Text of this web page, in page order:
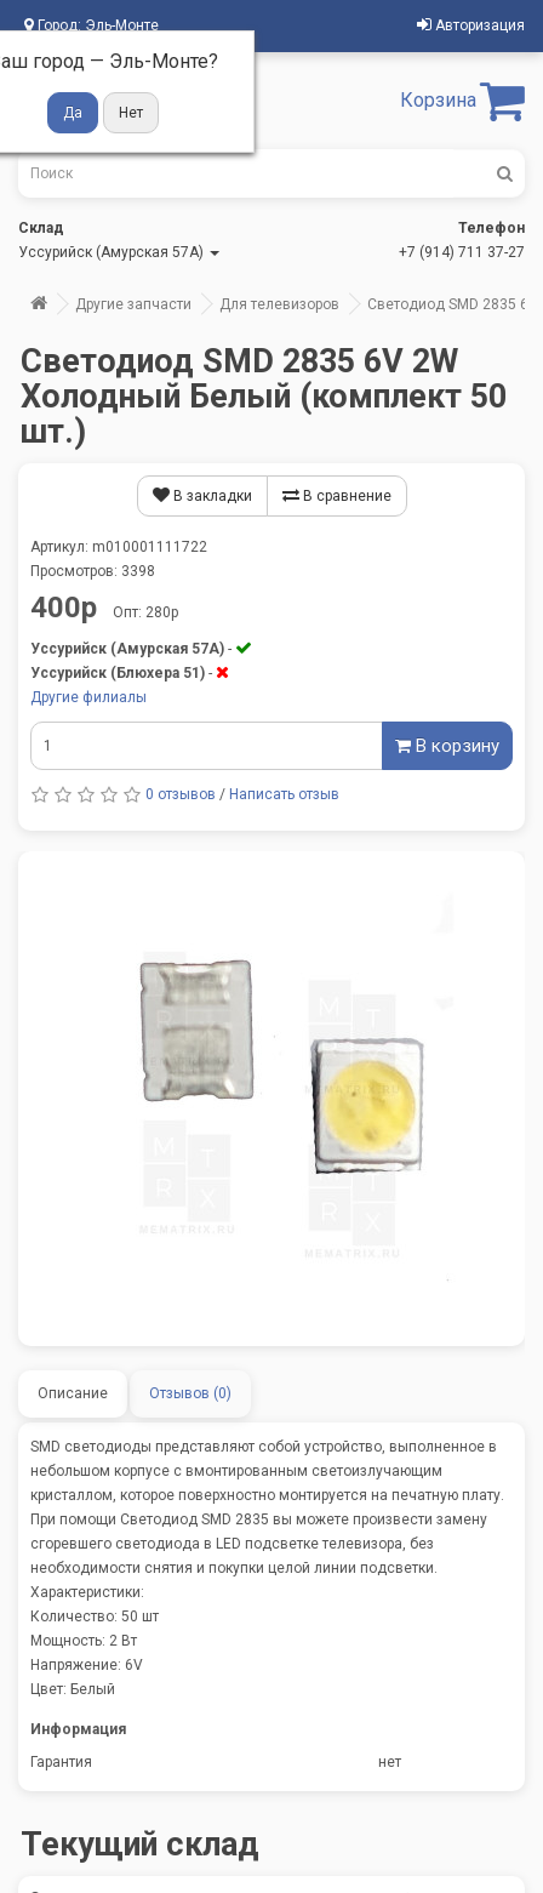
Город: Эль-Монте
город — Эль-Монте?
Авторизация
Корзина
Склад
Уссурийск (Амурская 57А)
Телефон
+7 (914) 711 37-27
Другие запчасти Для телевизоров Светодиод SMD 2835
Светодиод SMD 2835 6V 2W
Холодный Белый (комплект 50
шт.)
Описание Отзывов (0)
SMD светодиоды представляют собой устройство, выполненное в
небольшом корпусе с вмонтированным светоизлучающим
кристаллом, которое поверхностно монтируется на печатную плату.
При помощи Светодиод SMD 2835 вы можете произвести замену
сгоревшего светодиода в LED подсветке телевизора, без
необходимости снятия и покупки целой линии подсветки.
Характеристики:
Количество: 50 шт
Мощность: 2 Вт
Напряжение: 6V
Цвет: Белый
Информация
Гарантия
нет
Текущий склад
В закладки В сравнение
Артикул: m010001111722
Просмотров: 3398
400р Опт: 280р
Уссурийск (Амурская 57А) -
Уссурийск (Блюхера 51) -
Другие филиалы
В корзину
0 отзывов / Написать отзыв